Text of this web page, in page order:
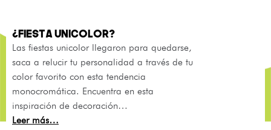
¿FIESTA UNICOLOR?
Las fiestas unicolor llegaron para quedarse,
saca a relucir tu personalidad a través de tu
color favorito con esta tendencia
monocromática. Encuentra en esta
inspiración de decoración…
Leer más…